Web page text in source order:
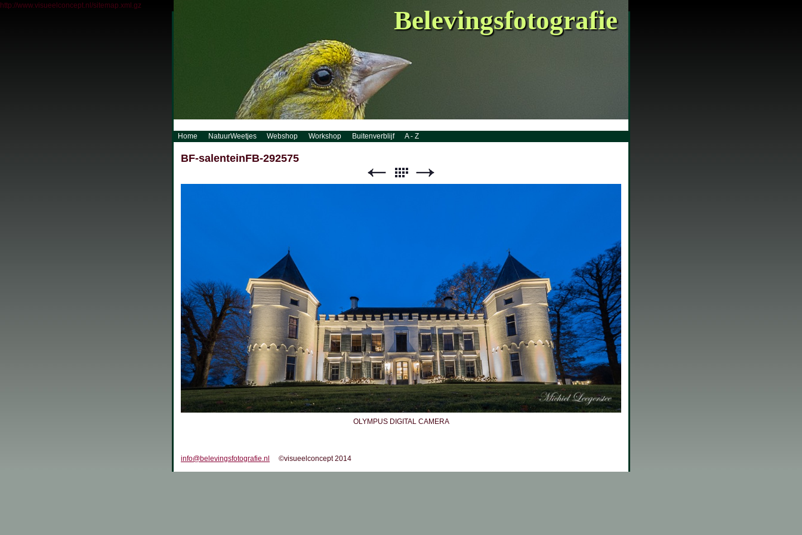
http://www.visueelconcept.nl/sitemap.xml.gz Belevingsfotografie
Home NatuurWeetjes Webshop Workshop Buitenverblijf A - Z
BF-salenteinFB-292575
OLYMPUS DIGITAL CAMERA
info@belevingsfotografie.nl ©visueelconcept 2014